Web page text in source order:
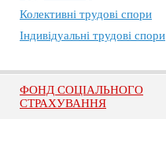
Колективні трудові спори
Індивідуальні трудові спори
ФОНД СОЦІАЛЬНОГО
СТРАХУВАННЯ